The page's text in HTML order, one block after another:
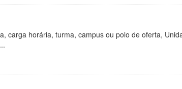
carga horária, turma, campus ou polo de oferta,